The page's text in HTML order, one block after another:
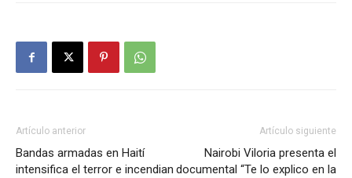
Artículo anterior
Bandas armadas en Haití
intensifica el terror e incendian
Artículo siguiente
Nairobi Viloria presenta el
documental “Te lo explico en la